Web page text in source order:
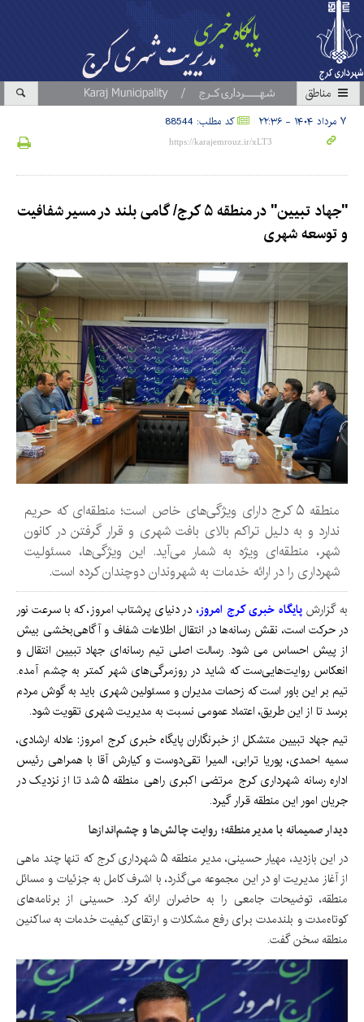
مناطق
۷ مرداد ۱۴۰۴ - ۲۲:۳۶ کد مطلب: 88544
"جهاد تبیین" در منطقه ۵ کرج/ گامی بلند در مسیر شفافیت
و توسعه شهری
منطقه ۵ کرج دارای ویژگی‌های خاص است؛ منطقه‌ای که حریم
ندارد و به دلیل تراکم بالای بافت شهری و قرار گرفتن در کانون
شهر، منطقه‌ای ویژه به شمار می‌آید. این ویژگی‌ها، مسئولیت
شهرداری را در ارائه خدمات به شهروندان دوچندان کرده است.
به گزارش پایگاه خبری کرج امروز، در دنیای پرشتاب امروز، که با سرعت نور
در حرکت است، نقش رسانه‌ها در انتقال اطلاعات شفاف و آگاهی‌بخشی بیش
از پیش احساس می شود. رسالت اصلی تیم رسانه‌ای جهاد تبیین انتقال و
انعکاس روایت‌هایی‌ست که شاید در روزمرگی‌های شهر کمتر به چشم آمده.
تیم بر این باور است که زحمات مدیران و مسئولین شهری باید به گوش مردم
برسد تا از این طریق، اعتماد عمومی نسبت به مدیریت شهری تقویت شود.
تیم جهاد تبیین متشکل از خبرنگاران پایگاه خبری کرج امروز: عادله ارشادی،
سمیه احمدی، پوریا ترابی، المیرا تقی‌دوست و کیارش آقا با همراهی رئیس
اداره رسانه شهرداری کرج مرتضی اکبری راهی منطقه ۵ شد تا از نزدیک در
جریان امور این منطقه قرار گیرد.
دیدار صمیمانه با مدیر منطقه؛ روایت چالش‌ها و چشم‌اندازها
در این بازدید، مهیار حسینی، مدیر منطقه ۵ شهرداری کرج که تنها چند ماهی
از آغاز مدیریت او در این مجموعه می‌گذرد، با اشرف کامل به جزئیات و مسائل
منطقه، توضیحات جامعی را به حاضران ارائه کرد. حسینی از برنامه‌های
کوتاه‌مدت و بلندمدت برای رفع مشکلات و ارتقای کیفیت خدمات به ساکنین
منطقه سخن گفت.